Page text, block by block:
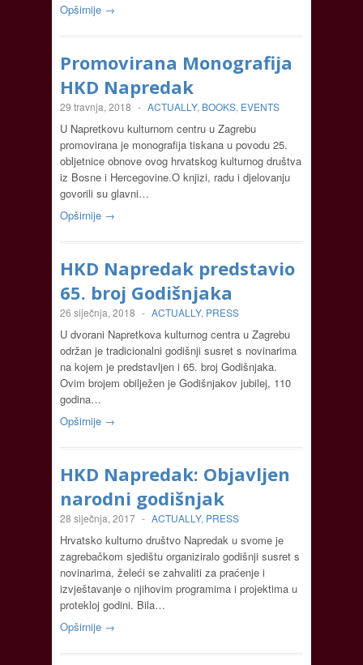
Opširnije →
Promovirana Monografija
HKD Napredak
29 travnja, 2018 - ACTUALLY, BOOKS, EVENTS
U Napretkovu kulturnom centru u Zagrebu
promovirana je monografija tiskana u povodu 25.
obljetnice obnove ovog hrvatskog kulturnog društva
iz Bosne i Hercegovine.O knjizi, radu i djelovanju
govorili su glavni…
Opširnije →
HKD Napredak predstavio
65. broj Godišnjaka
26 siječnja, 2018 - ACTUALLY, PRESS
U dvorani Napretkova kulturnog centra u Zagrebu
održan je tradicionalni godišnji susret s novinarima
na kojem je predstavljen i 65. broj Godišnjaka.
Ovim brojem obilježen je Godišnjakov jubilej, 110
godina…
Opširnije →
HKD Napredak: Objavljen
narodni godišnjak
28 siječnja, 2017 - ACTUALLY, PRESS
Hrvatsko kulturno društvo Napredak u svome je
zagrebačkom sjedištu organiziralo godišnji susret s
novinarima, želeći se zahvaliti za praćenje i
izvještavanje o njihovim programima i projektima u
protekloj godini. Bila…
Opširnije →